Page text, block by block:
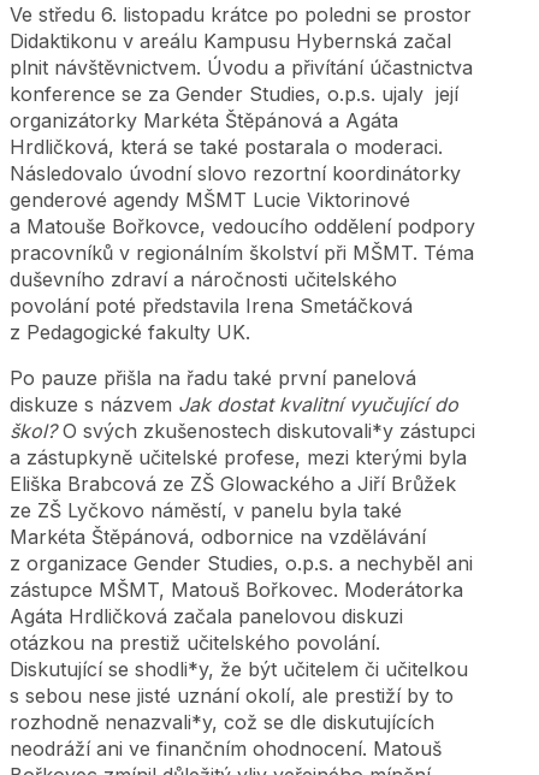
Ve středu 6. listopadu krátce po poledni se prostor
Didaktikonu v areálu Kampusu Hybernská začal
plnit návštěvnictvem. Úvodu a přivítání účastnictva
konference se za Gender Studies, o.p.s. ujaly její
organizátorky Markéta Štěpánová a Agáta
Hrdličková, která se také postarala o moderaci.
Následovalo úvodní slovo rezortní koordinátorky
genderové agendy MŠMT Lucie Viktorinové
a Matouše Bořkovce, vedoucího oddělení podpory
pracovníků v regionálním školství při MŠMT. Téma
duševního zdraví a náročnosti učitelského
povolání poté představila Irena Smetáčková
z Pedagogické fakulty UK.
Po pauze přišla na řadu také první panelová
diskuze s názvem Jak dostat kvalitní vyučující do
škol?O svých zkušenostech diskutovali*y zástupci
a zástupkyně učitelské profese, mezi kterými byla
Eliška Brabcová ze ZŠ Glowackého a Jiří Brůžek
ze ZŠ Lyčkovo náměstí, v panelu byla také
Markéta Štěpánová, odbornice na vzdělávání
z organizace Gender Studies, o.p.s. a nechyběl ani
zástupce MŠMT, Matouš Bořkovec. Moderátorka
Agáta Hrdličková začala panelovou diskuzi
otázkou na prestiž učitelského povolání.
Diskutující se shodli*y, že být učitelem či učitelkou
s sebou nese jisté uznání okolí, ale prestiží by to
rozhodně nenazvali*y, což se dle diskutujících
neodráží ani ve finančním ohodnocení. Matouš